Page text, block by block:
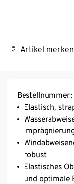
Artikel merken
Elastisch,
Imprägnierung
robust
Elastisches
und optimale